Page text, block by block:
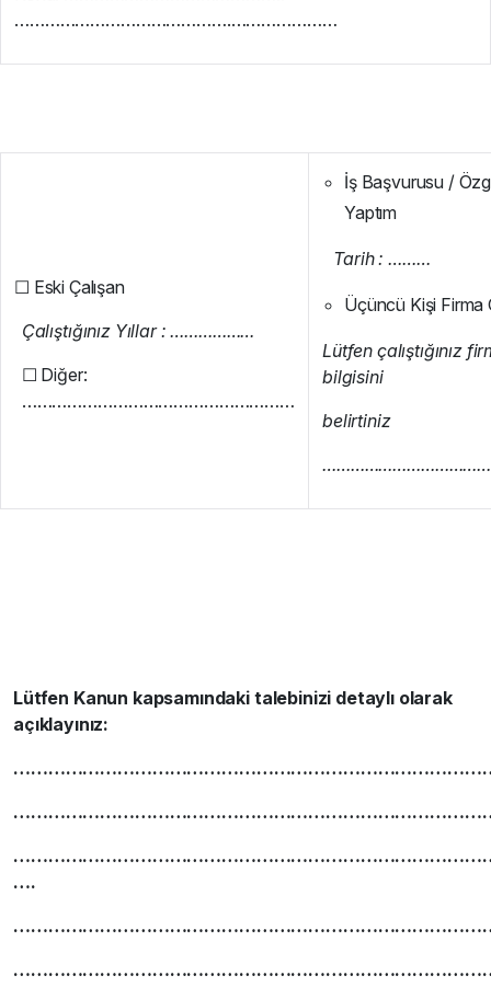
…………………………………….…………………
☐ Eski Çalışan
Çalıştığınız Yıllar : ………………
☐ Diğer:
………………………………………………
İş Başvurusu /
Yaptım
Tarih : ………
Üçüncü Kişi Firma
Lütfen çalıştığınız
bilgisini
belirtiniz
Lütfen Kanun kapsamındaki talebinizi detaylı olarak
açıklayınız:
….